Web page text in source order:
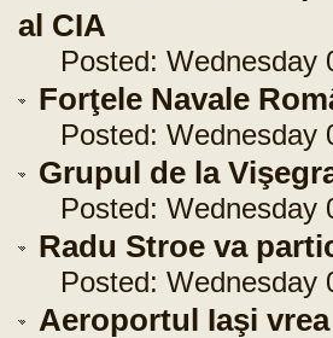
al CIA
Posted: Wednesday
Forţele Navale
Posted: Wednesday
Grupul de la
Posted: Wednesday
Radu Stroe va
Posted: Wednesday
Aeroportul Iaşi